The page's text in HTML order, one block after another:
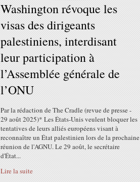
Washington révoque les
visas des dirigeants
palestiniens, interdisant
leur participation à
l’Assemblée générale de
l’ONU
Par la rédaction de The Cradle (revue de presse -
29 août 2025)* Les États-Unis veulent bloquer les
tentatives de leurs alliés européens visant à
reconnaître un État palestinien lors de la prochaine
réunion de l'AGNU. Le 29 août, le secrétaire
d'État...
Lire la suite